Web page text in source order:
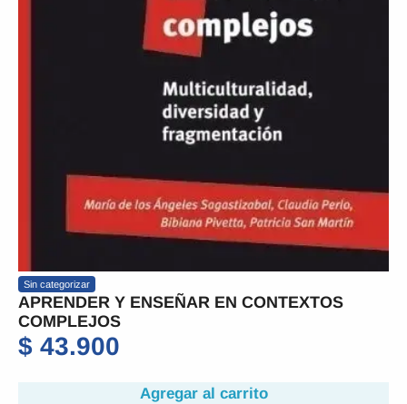
Sin categorizar
APRENDER Y ENSEÑAR EN CONTEXTOS
COMPLEJOS
$ 43.900
Agregar al carrito